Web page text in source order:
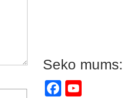
Seko mums:
Facebook